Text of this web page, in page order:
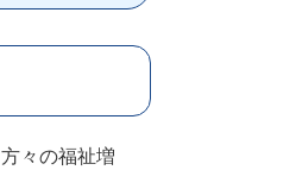
々の福祉増